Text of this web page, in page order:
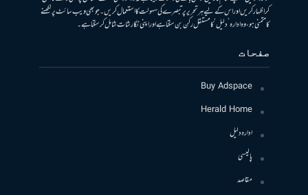
کر اظہار کریں اور اس کے لیے ہر تحریر پر تبصرے کی سہولت کا استعمال کریں۔ جو بھی ویب سائٹ پر لکھنے
کا متمنی ہو، وہ ادارہ ’دلیل‘ کا مستقل رکن بن سکتا ہے اور اپنی نگارشات شامل کرسکتا ہے۔
صفحات
Buy Adspace
Herald Home
ادارہ دلیل
پالیسی
مقاصد